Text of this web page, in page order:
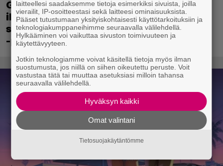
Ghost Recon 25 vuotta: nappaa nyt
ilmaiseksi Ghost Recon: Future Soldier
sekä merkittävä Ghost Recon Wildlands
-päivitys
laitteellesi saadaksemme tietoja esimerkiksi sivuista, joilla
vierailit, IP-osoitteestasi sekä laitteesi ominaisuuksista.
Pääset tutustumaan yksityiskohtaisesti käyttötarkoituksiin ja
teknologiakumppaneihimme seuraavalla välilehdellä.
Hylkääminen voi vaikuttaa sivuston toimivuuteen ja
käytettävyyteen.
Jotkin teknologiamme voivat käsitellä tietoja myös ilman
suostumusta, jos niillä on siihen oikeutettu peruste. Voit
vastustaa tätä tai muuttaa asetuksiasi milloin tahansa
seuraavalla välilehdellä.
Hyväksyn kaikki
Omat valintani
Tietosuojakäytäntömme